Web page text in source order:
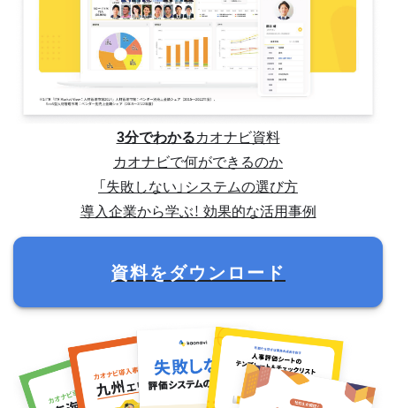
3分でわかるカオナビ資料
カオナビで何ができるのか
「失敗しない」システムの選び方
導入企業から学ぶ！ 効果的な活用事例
資料をダウンロード